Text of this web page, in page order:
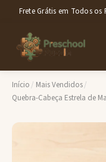
Frete Grátis em Todos
Início / Mais Vendidos/
Quebra-Cabeça Estrela de